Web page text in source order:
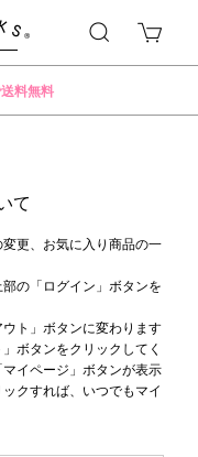
料無料
て
更、お気に入り商品の一
の「ログイン」ボタンを
ト」ボタンに変わります
ボタンをクリックしてく
イページ」ボタンが表示
クすれば、いつでもマイ